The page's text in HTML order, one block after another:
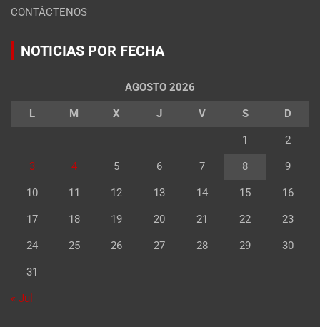
CONTÁCTENOS
NOTICIAS POR FECHA
AGOSTO 2026
L M X J V S D
1 2
3 4 5 6 7 8 9
10 11 12 13 14 15 16
17 18 19 20 21 22 23
24 25 26 27 28 29 30
31
« Jul